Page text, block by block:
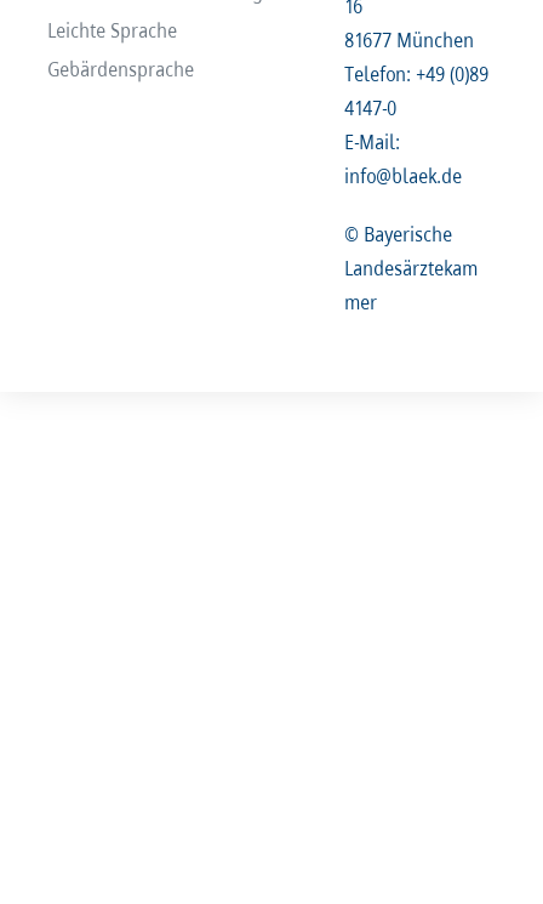
Leichte Sprache
Gebärdensprache
81677 München
Telefon: +49 (0)89
4147-0
E-Mail:
info@blaek.de
© Bayerische
Landesärztekam
mer